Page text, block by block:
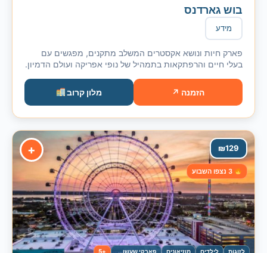
בוש גארדנס
מידע
פארק חיות ונושא אקסטרים המשלב מתקנים, מפגשים עם
בעלי חיים והרפתקאות בתמהיל של נופי אפריקה ועולם הדמיון.
הזמנה ↗ מלון קרוב
+ 129
₪
לזוגות לילדים מוזיאונים פארקי שעשועים +5